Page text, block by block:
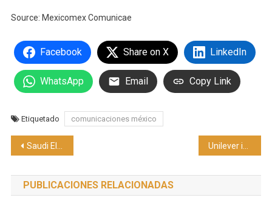
Source: Mexicomex Comunicae
Facebook Share on X LinkedIn
WhatsApp Email Copy Link
Etiquetado comunicaciones méxico
Navegación
de
entradas
Saudi Electricity Company (SEC) logra crecimiento del 22% en beneficios netos en el segundo trimestre 2025 Unilever impulsa movilidad eléctrica para descarbonizar sus rutas
PUBLICACIONES RELACIONADAS